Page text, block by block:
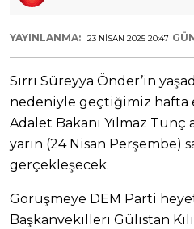
YAYINLANMA: 23 NISAN 2025 20:47
Sırrı Süreyya Önder’in
nedeniyle geçtiğimiz hafta
Adalet Bakanı Yılmaz Tunç
yarın (24 Nisan Perşembe)
gerçekleşecek.
Görüşmeye DEM Parti
Başkanvekilleri Gülistan